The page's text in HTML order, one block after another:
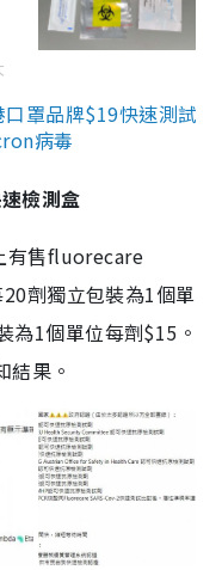
罩品牌$19快速測試
病毒
檢測盒
有售fluorecare
劑獨立包裝為1個單
為1個單位每劑$15。
結果。